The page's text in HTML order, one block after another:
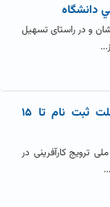
دانشگاه
و در راستای تسهیل
طرح ملی ترویج کارآفرینی(تمدید مهلت ثبت نام تا ۱۵
ترویج کارآفرینی در